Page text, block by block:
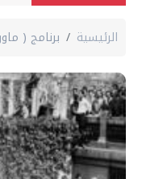
الرئيسية برنامج (